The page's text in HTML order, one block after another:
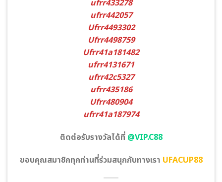
ufrr433278
ufrr442057
Ufrr4493302
Ufrr4498759
Ufrr41a181482
ufrr4131671
ufrr42c5327
ufrr435186
Ufrr480904
ufrr41a187974
ติดต่อรับรางวัลได้ที่ @VIP.C88
ขอบคุณสมาชิกทุกท่านที่ร่วมสนุกกับทางเรา UFACUP88